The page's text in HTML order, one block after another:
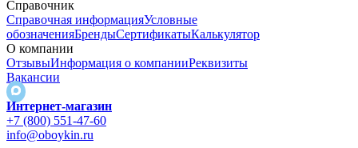
Справочник
Справочная информацияУсловные
обозначенияБрендыСертификатыКалькулятор
О компании
ОтзывыИнформация о компанииРеквизиты
Вакансии
Интернет-магазин
+7 (800) 551-47-60
info@oboykin.ru